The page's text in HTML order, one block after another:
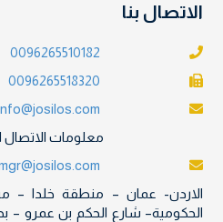
الاتصال بنا
0096265510182
0096265518320
معلومات الاتصال
الاردن- عمان – منطقة خلدا –
الحكومية– شارع الحكم بن عمرو –